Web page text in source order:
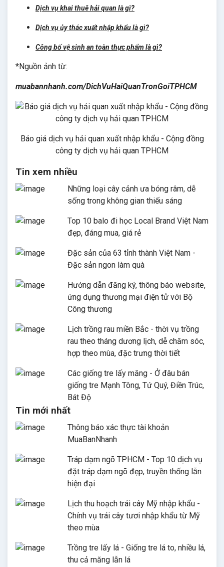
Dịch vụ khai thuê hải quan là gì?
Dịch vụ ủy thác xuất nhập khẩu là gì?
Công bố vệ sinh an toàn thực phẩm là gì?
*Nguồn ảnh từ:
muabannhanh.com/DichVuHaiQuanTronGoiTPHCM
Báo giá dịch vụ hải quan xuất nhập khẩu - Cộng đồng
công ty dịch vụ hải quan TPHCM
Tin xem nhiều
Những loại cây cảnh ưa bóng râm, dễ
sống trong không gian thiếu sáng
Top 10 balo đi học Local Brand Việt Nam
đẹp, đáng mua, giá rẻ
Đặc sản của 63 tỉnh thành Việt Nam -
Đặc sản ngon làm quà
Hướng dẫn đăng ký, thông báo website,
ứng dụng thương mại điện tử với Bộ
Công thương
Lịch trồng rau miền Bắc - thời vụ trồng
rau theo tháng dương lịch, dễ chăm sóc,
hợp theo mùa, đặc trưng thời tiết
Các giống tre lấy măng - Ở đâu bán
giống tre Mạnh Tông, Tứ Quý, Điền Trúc,
Bát Độ
Tin mới nhất
Thông báo xác thực tài khoản
MuaBanNhanh
Tráp dạm ngõ TPHCM - Top 10 dịch vụ
đặt tráp dạm ngõ đẹp, truyền thống lẫn
hiện đại
Lịch thu hoạch trái cây Mỹ nhập khẩu -
Chính vụ trái cây tươi nhập khẩu từ Mỹ
theo mùa
Trồng tre lấy lá - Giống tre lá to, nhiều lá,
thu cả măng lẫn lá